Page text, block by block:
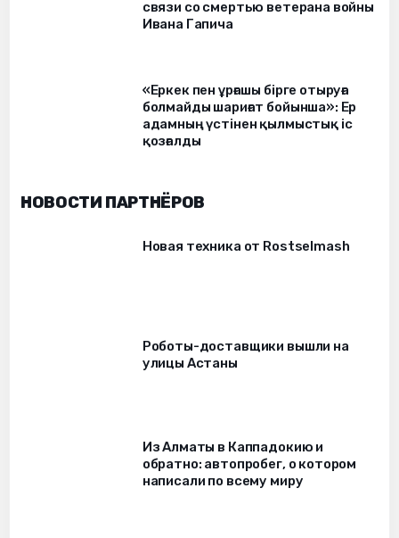
связи со смертью ветерана войны
Ивана Гапича
«Еркек пен ұрғашы бірге отыруға
болмайды шариғат бойынша»: Ер
адамның үстінен қылмыстық іс
қозғалды
НОВОСТИ ПАРТНЁРОВ
Новая техника от Rostselmash
Роботы-доставщики вышли на
улицы Астаны
Из Алматы в Каппадокию и
обратно: автопробег, о котором
написали по всему миру